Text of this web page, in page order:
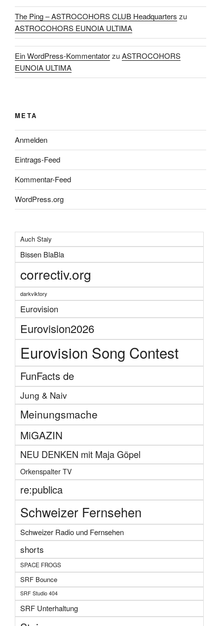
The Ping – ASTROCOHORS CLUB Headquarters zu
ASTROCOHORS EUNOIA ULTIMA
Ein WordPress-KommentatorzuASTROCOHORS
EUNOIA ULTIMA
META
Anmelden
Eintrags-Feed
Kommentar-Feed
WordPress.org
Auch Staiy
Bissen BlaBla
correctiv.org
darkviktory
Eurovision
Eurovision2026
Eurovision Song Contest
FunFacts de
Jung & Naiv
Meinungsmache
MiGAZIN
NEU DENKEN mit Maja Göpel
Orkenspalter TV
re:publica
Schweizer Fernsehen
Schweizer Radio und Fernsehen
shorts
SPACE FROGS
SRF Bounce
SRF Studio 404
SRF Unterhaltung